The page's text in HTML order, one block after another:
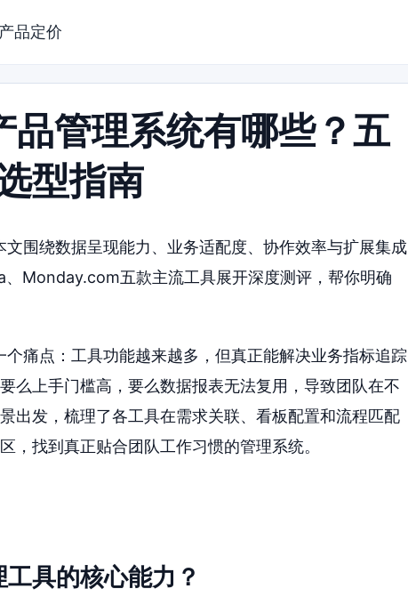
品定价
管理系统有哪些？五
型指南
围绕数据呈现能力、业务适配度、协作效率与扩展集成
Monday.com五款主流工具展开深度测评，帮你明确
痛点：工具功能越来越多，但真正能解决业务指标追踪
么上手门槛高，要么数据报表无法复用，导致团队在不
出发，梳理了各工具在需求关联、看板配置和流程匹配
，找到真正贴合团队工作习惯的管理系统。
具的核心能力？